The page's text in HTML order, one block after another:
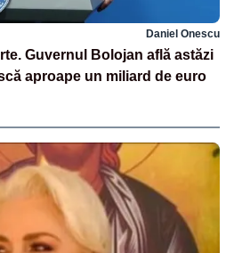
Daniel Onescu
Guvernul Bolojan află astăzi
aproape un miliard de euro